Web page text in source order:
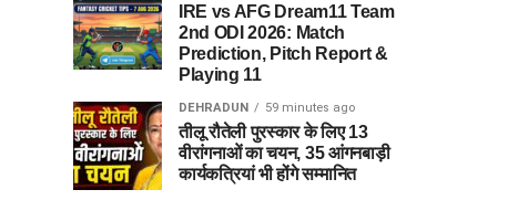
IRE vs AFG Dream11 Team
2nd ODI 2026: Match
Prediction, Pitch Report &
Playing 11
DEHRADUN 59 minutes ago
तीलू रौतेली पुरस्कार के लिए 13
वीरांगनाओं का चयन, 35 आंगनबाड़ी
कार्यकत्रियां भी होंगे सम्मानित